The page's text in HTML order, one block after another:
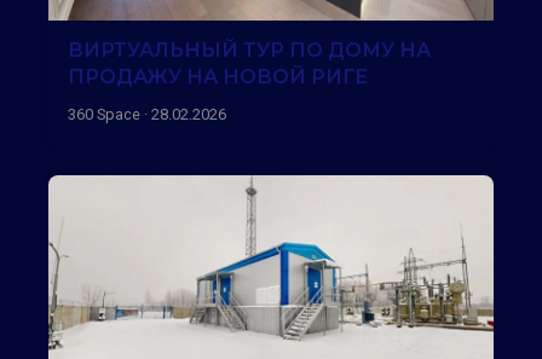
ВИРТУАЛЬНЫЙ ТУР ПО ДОМУ НА
ПРОДАЖУ НА НОВОЙ РИГЕ
360 Space · 28.02.2026